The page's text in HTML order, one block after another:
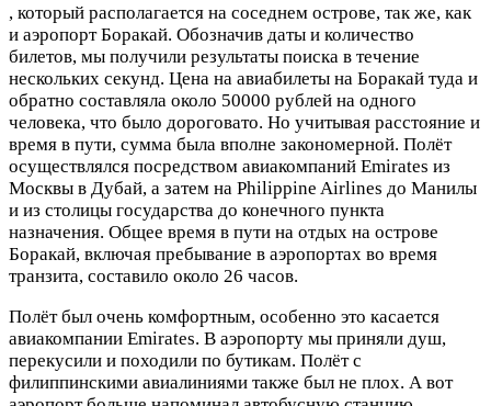
, который располагается на соседнем острове, так же, как
и аэропорт Боракай. Обозначив даты и количество
билетов, мы получили результаты поиска в течение
нескольких секунд. Цена на авиабилеты на Боракай туда и
обратно составляла около 50000 рублей на одного
человека, что было дороговато. Но учитывая расстояние и
время в пути, сумма была вполне закономерной. Полёт
осуществлялся посредством авиакомпаний Emirates из
Москвы в Дубай, а затем на Philippine Airlines до Манилы
и из столицы государства до конечного пункта
назначения. Общее время в пути на отдых на острове
Боракай, включая пребывание в аэропортах во время
транзита, составило около 26 часов.
Полёт был очень комфортным, особенно это касается
авиакомпании Emirates. В аэропорту мы приняли душ,
перекусили и походили по бутикам. Полёт с
филиппинскими авиалиниями также был не плох. А вот